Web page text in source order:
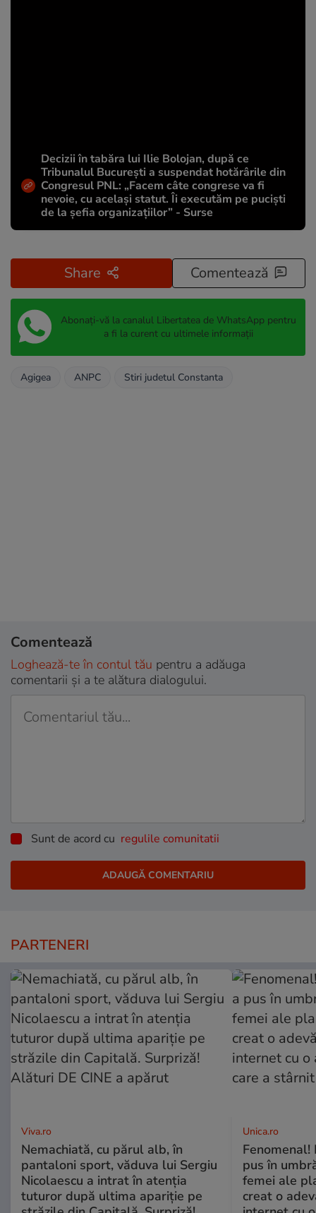
Decizii în tabăra lui Ilie Bolojan, după ce
Tribunalul București a suspendat hotărârile din
Congresul PNL: „Facem câte congrese va fi
nevoie, cu același statut. Îi executăm pe puciști
de la șefia organizațiilor” - Surse
Share Comentează
Abonați-vă la canalul Libertatea de WhatsApp pentru
a fi la curent cu ultimele informații
Agigea ANPC Stiri judetul Constanta
Comentează
Loghează-te în contul tău pentru a adăuga
comentarii și a te alătura dialogului.
Sunt de acord cu regulile comunitatii
PARTENERI
Viva.ro
Nemachiată, cu părul alb, în
pantaloni sport, văduva lui Sergiu
Nicolaescu a intrat în atenția
tuturor după ultima apariție pe
Unica.ro
pus în
femei ale
creat o